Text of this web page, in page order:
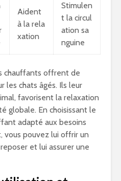
Aident
à la rela
xation
Stimulen
t la circul
ation sa
nguine
chauffants offrent de
les chats âgés. Ils leur
favorisent la relaxation
globale. En choisissant le
adapté aux besoins
vous pouvez lui offrir un
et lui assurer une